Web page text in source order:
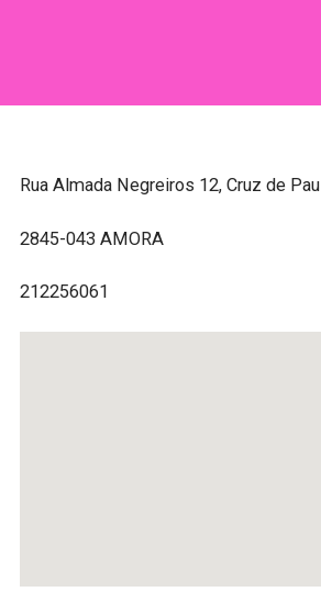
Rua Almada Negreiros 12, Cruz de Pau
2845-043 AMORA
212256061